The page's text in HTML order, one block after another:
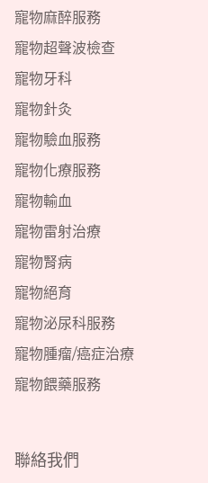
寵物麻醉服務
寵物超聲波檢查
寵物牙科
寵物針灸
寵物驗血服務
寵物化療服務
寵物輸血
寵物雷射治療
寵物腎病
寵物絕育
寵物泌尿科服務
寵物腫瘤/癌症治療
寵物餵藥服務
聯絡我們